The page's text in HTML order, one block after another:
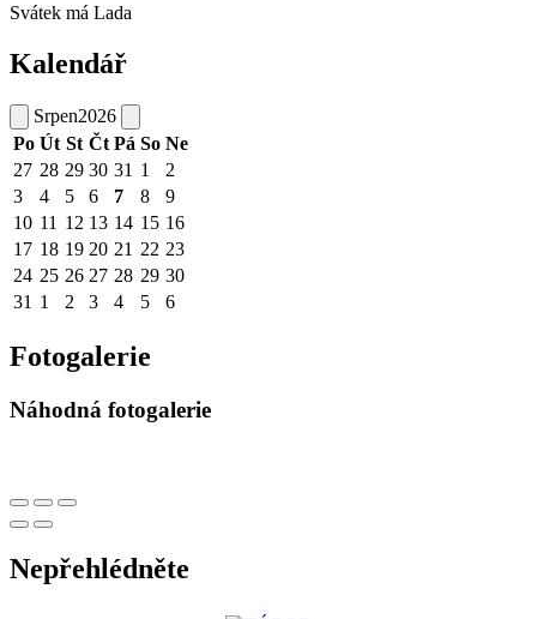
Svátek má Lada
Kalendář
Srpen2026
Po Út St Čt Pá So Ne
27 28 29 30 31 1
2
3
4 5 6 7 8
9
10 11 12 13 14 15 16
17 18 19 20 21 22 23
24 25 26 27 28 29 30
31 1 2 3 4 5 6
Fotogalerie
Náhodná fotogalerie
Nepřehlédněte